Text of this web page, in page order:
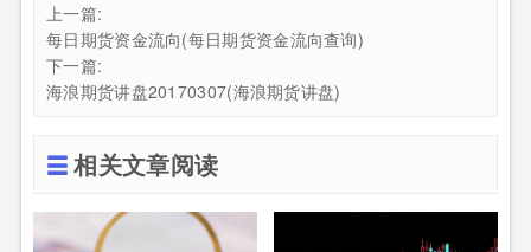
上一篇:
每日期货资金流向(每日期货资金流向查询)
下一篇:
海浪期货讲盘20170307(海浪期货讲盘)
相关文章阅读